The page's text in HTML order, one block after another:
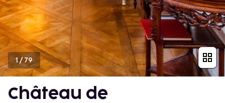
1/79
Château de